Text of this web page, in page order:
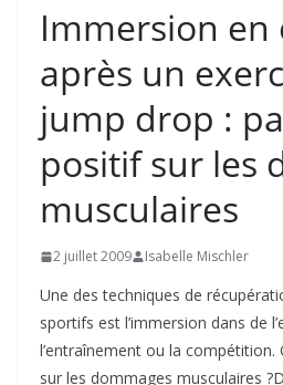
Immersion en
après un
jump drop :
positif sur les
musculaires
2 juillet 2009 Isabelle Mischler
Une des techniques de
sportifs est l’immersion dans de
l’entraînement ou la compétition.
sur les dommages musculaires ?